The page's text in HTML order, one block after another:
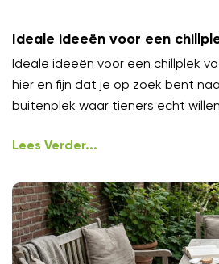
Ideale ideeën voor een
Ideale ideeën voor een chillplek
hier en fijn dat je op zoek bent
buitenplek waar tieners echt willen
Lees Verder...